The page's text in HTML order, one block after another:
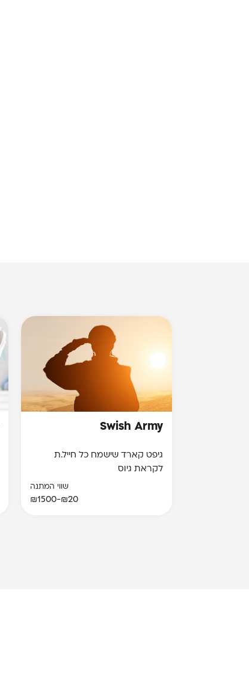
Swish Army
גיפט קארד שישמח כל חייל.ת
לקראת גיוס
שווי המתנה
₪20-₪1500